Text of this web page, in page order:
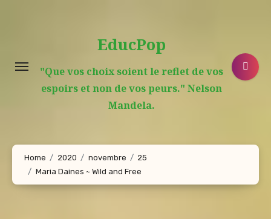
EducPop
"Que vos choix soient le reflet de vos
espoirs et non de vos peurs." Nelson
Mandela.
Home 2020 novembre
25
Maria Daines ~ Wild and Free